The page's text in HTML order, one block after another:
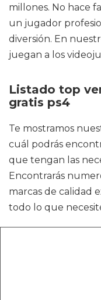
millones. No hace
un jugador
diversión. En
juegan a los
Listado top
gratis ps4
Te mostramos
cuál podrás
que tengan las
Encontrarás
marcas de calidad
todo lo que